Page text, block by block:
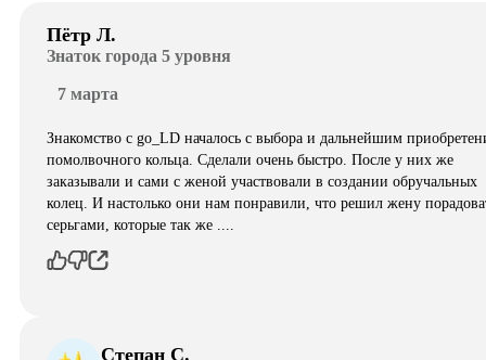
Пётр Л.
Знаток города 5 уровня
7 марта
Знакомство с go_LD началось с выбора и дальнейшим
помолвочного кольца. Сделали очень быстро. После у них же
заказывали и сами с женой участвовали в создании обручальных
колец. И настолько они нам понравили, что решил жену
серьгами, которые так же ....
Степан С.